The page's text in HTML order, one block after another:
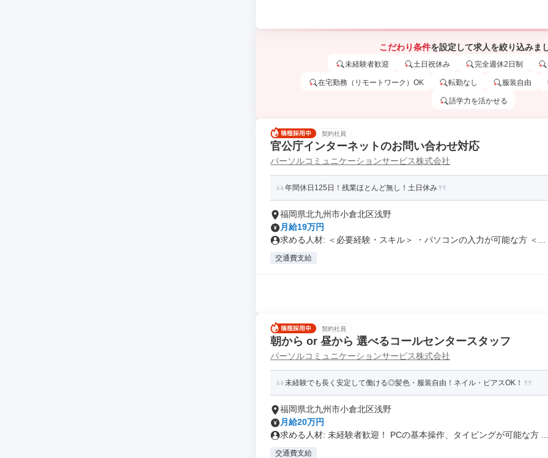
こだわり条件を設定して求人を絞り込みま
未経験者歓迎 土日祝休み 完全週休2日制
在宅勤務（リモートワーク）OK 転勤なし 服装自由
語学力を活かせる
契約社員
官公庁インターネットのお問い合わせ対応
パーソルコミュニケーションサービス株式会社
年間休日125日！残業ほとんど無し！土日休み
福岡県北九州市小倉北区浅野
月給19万円
求める人材: ＜必要経験・スキル＞ ・パソコンの入力が可能な方 ＜...
交通費支給
契約社員
朝から or 昼から 選べるコールセンタースタッフ
パーソルコミュニケーションサービス株式会社
未経験でも長く安定して働ける◎髪色・服装自由！ネイル・ピアスOK！
福岡県北九州市小倉北区浅野
月給20万円
求める人材: 未経験者歓迎！ PCの基本操作、タイピングが可能な方 ...
交通費支給